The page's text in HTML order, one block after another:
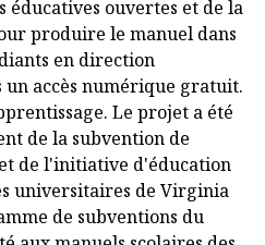
éducatives ouvertes et de la
produire le manuel dans
en direction
accès numérique gratuit.
Le projet a été
de la subvention de
de l'initiative d'éducation
universitaires de Virginia
de subventions du